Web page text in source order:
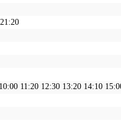
11:20 12:30 13:20 14:10